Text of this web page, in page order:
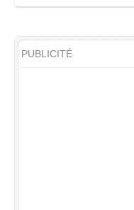
PUBLICITÉ